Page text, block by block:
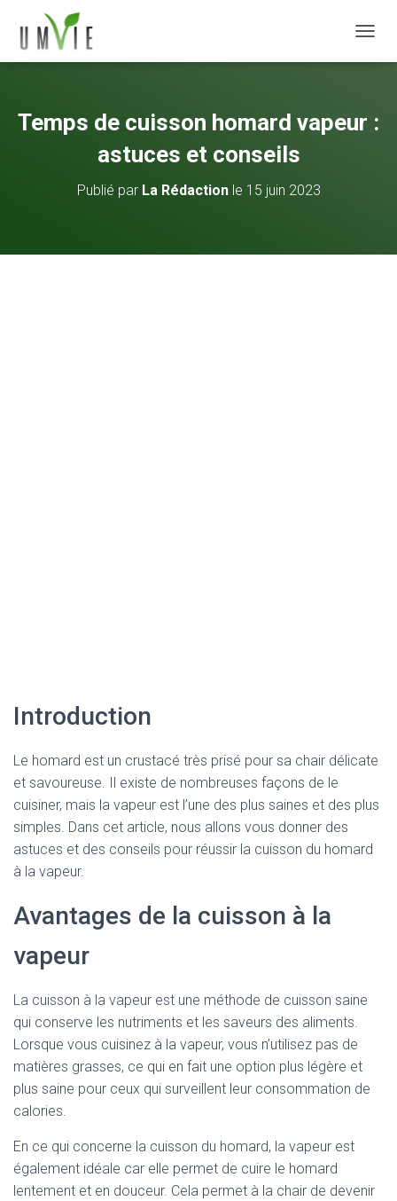
Temps de cuisson homard vapeur :
astuces et conseils
Publié par La Rédactionle 15 juin 2023
Introduction
Le homard est un crustacé très prisé pour sa chair délicate
et savoureuse. Il existe de nombreuses façons de le
cuisiner, mais la vapeur est l’une des plus saines et des plus
simples. Dans cet article, nous allons vous donner des
astuces et des conseils pour réussir la cuisson du homard
à la vapeur.
Avantages de la cuisson à la
vapeur
La cuisson à la vapeur est une méthode de cuisson saine
qui conserve les nutriments et les saveurs des aliments.
Lorsque vous cuisinez à la vapeur, vous n’utilisez pas de
matières grasses, ce qui en fait une option plus légère et
plus saine pour ceux qui surveillent leur consommation de
calories.
En ce qui concerne la cuisson du homard, la vapeur est
également idéale car elle permet de cuire le homard
lentement et en douceur. Cela permet à la chair de devenir